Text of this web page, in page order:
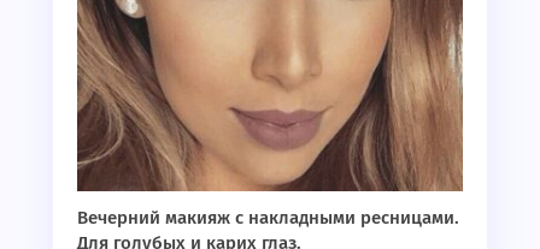
Вечерний макияж с накладными ресницами.
Для голубых и карих глаз.